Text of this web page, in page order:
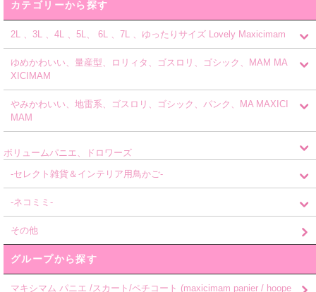
カテゴリーから探す
2L 、3L 、4L 、5L、 6L 、7L 、ゆったりサイズ Lovely Maxicimam
ゆめかわいい、量産型、ロリィタ、ゴスロリ、ゴシック、MAM MA
XICIMAM
やみかわいい、地雷系、ゴスロリ、ゴシック、パンク、MA MAXICI
MAM
ボリュームパニエ、ドロワーズ
-セレクト雑貨＆インテリア用鳥かご-
-ネコミミ-
その他
グループから探す
マキシマム パニエ /スカート/ペチコート (maxicimam panier / hoope